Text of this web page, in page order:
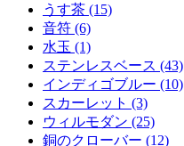
うす茶 (15)
音符 (6)
水玉 (1)
ステンレスベース (43)
インディゴブルー (10)
スカーレット (3)
ウィルモダン (25)
銅のクローバー (12)